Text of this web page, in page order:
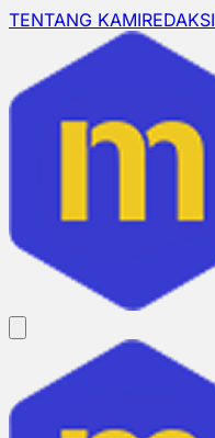
TENTANG KAMIREDAKSI